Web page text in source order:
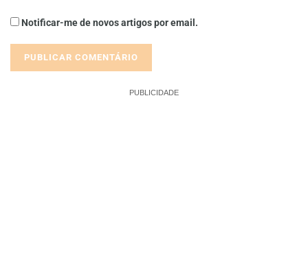
Notificar-me de novos artigos por email.
PUBLICIDADE